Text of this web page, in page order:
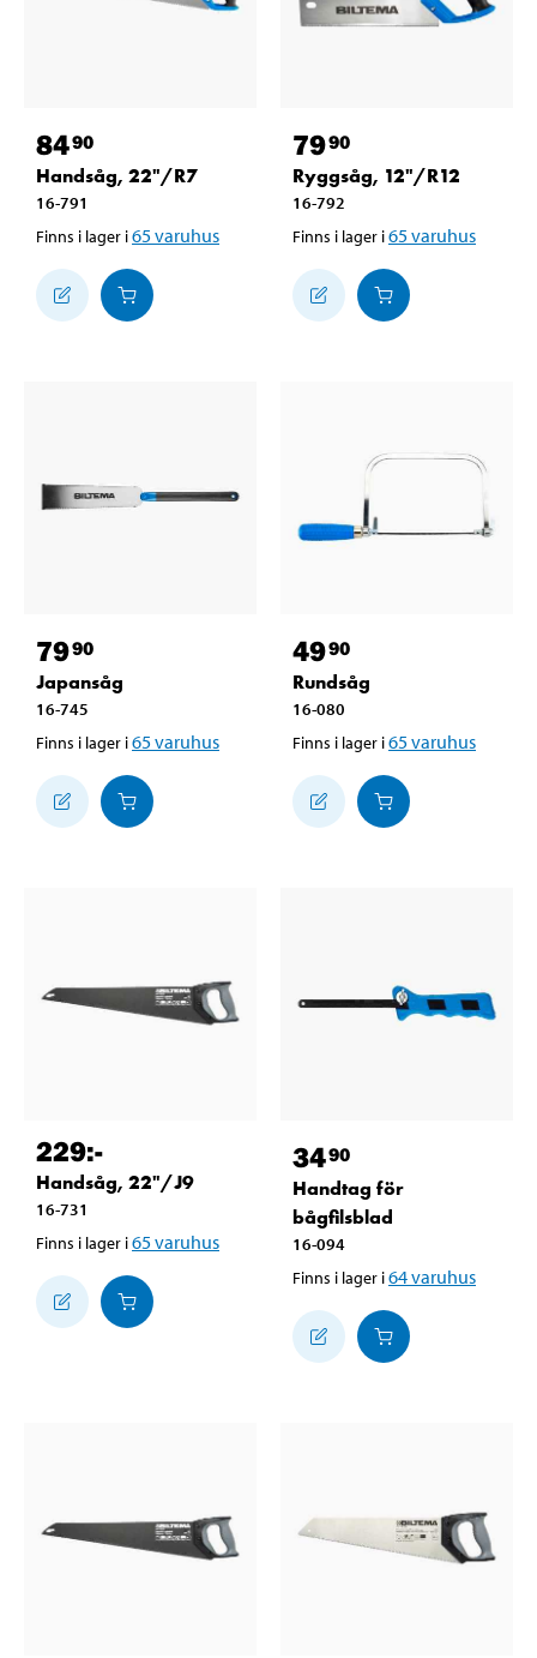
8490
Handsåg, 22"/R7
16-791
Finns i lager i65varuhus
7990
Ryggsåg, 12"/R12
16-792
Finns i lager i65varuhus
7990
Japansåg
16-745
Finns i lager i65varuhus
4990
Rundsåg
16-080
Finns i lager i65varuhus
229:-
Handsåg, 22"/J9
16-731
Finns i lager i65varuhus
3490
Handtag för
bågfilsblad
16-094
Finns i lager i64varuhus